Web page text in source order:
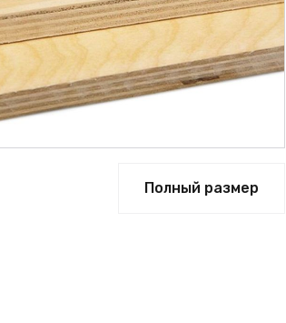
ФУРНИТУРА
ПРОФИЛЬ АЛЮМИНИЕВЫЙ
КЛЕЙ
Полный размер